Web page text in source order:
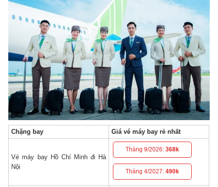
Chặng bay Giá vé máy bay rẻ nhất
Vé máy bay Hồ Chí Minh đi Hà
Nội
Tháng 9/2026:368k
Tháng 4/2027:490k